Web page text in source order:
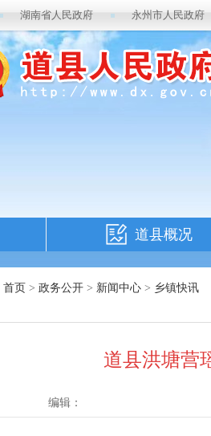
湖南省人民政府 永州市人民政府
道县概况
首页 > 政务公开 > 新闻中心 > 乡镇快讯
道县洪塘营
编辑：